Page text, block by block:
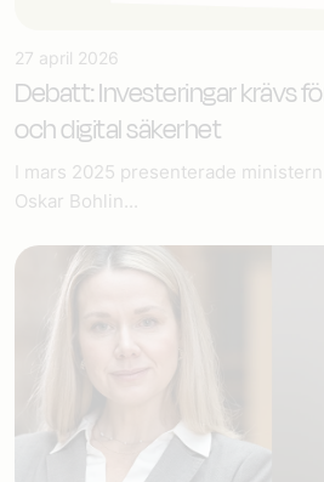
27 april 2026
Debatt: Investeringar krävs
och digital säkerhet
I mars 2025 presenterade
Oskar Bohlin...